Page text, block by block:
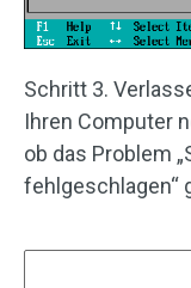
Schritt 3.
Ihren Computer
ob das Problem
fehlgeschlagen“